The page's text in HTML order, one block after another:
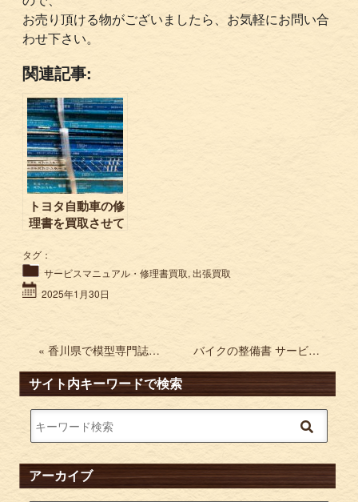
お売り頂ける物がございましたら、お気軽にお問い合
わせ下さい。
関連記事:
トヨタ自動車の修
理書を買取させて
AE85 AE86 旧車
の整備書お売り下
さい。
タグ：
サービスマニュアル・修理書買取,出張買取
2025年1月30日
« 香川県で模型専門誌やMGのガンプラを買取 プラモデルや模型雑誌などお売り下さい。 バイクの整備書 サービスマニュアルを買取させて頂きました。 スズキ ボルティー イナズマ1200など »
サイト内キーワードで検索
アーカイブ